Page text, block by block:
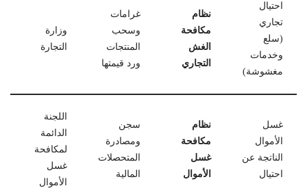
احتيال
تجاري
(سلع
وخدمات
مغشوشة)
نظام
مكافحة
الغش
التجاري
غرامات
وسحب
المنتجات
ورد قيمتها
وزارة
التجارة
غسل
الأموال
الناتجة عن
احتيال
نظام
مكافحة
غسل
الأموال
سجن
ومصادرة
المتحصلات
المالية
اللجنة
الدائمة
لمكافحة
غسل
الأموال